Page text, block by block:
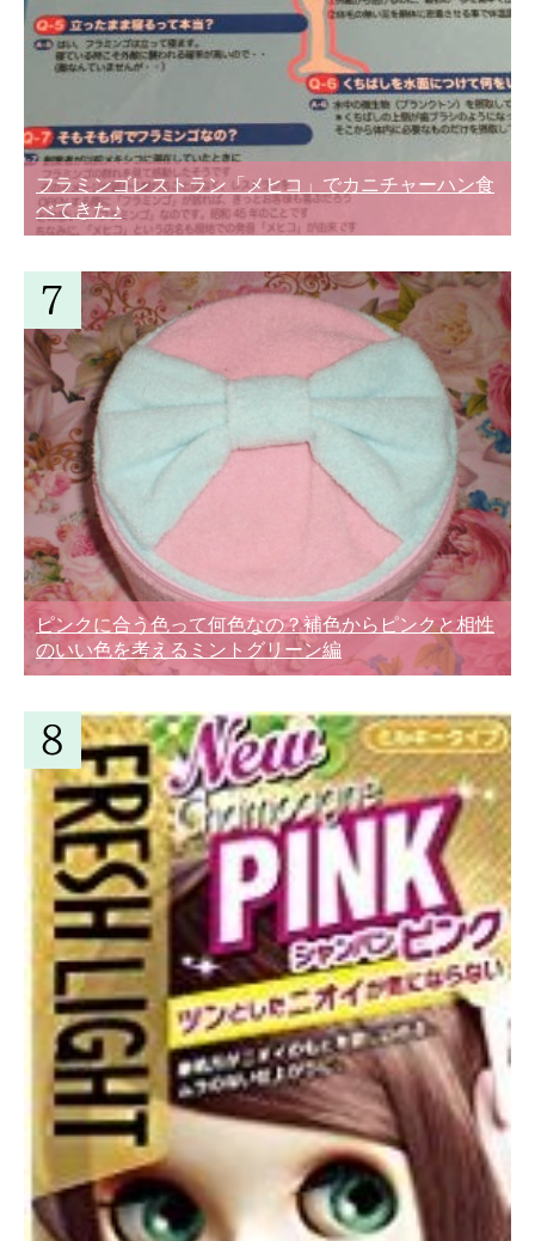
フラミンゴレストラン「メヒコ」でカニチャーハン食
べてきた♪
ピンクに合う色って何色なの？補色からピンクと相性
のいい色を考えるミントグリーン編